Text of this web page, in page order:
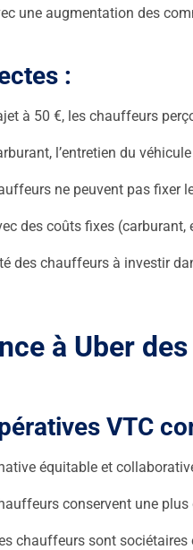
une augmentation des
:
à 50 €, les chauffeurs
l’entretien du
ne peuvent pas fixer
des coûts fixes
des chauffeurs à investir
à Uber
VTC
équitable et
conservent une
chauffeurs sont